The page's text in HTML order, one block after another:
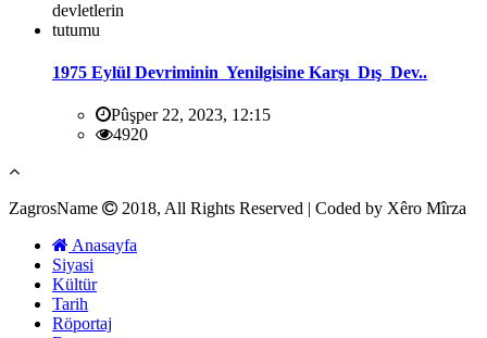
1975 Eylül Devriminin Yenilgisine Karşı Dış Dev..
Pûşper 22, 2023, 12:15
4920
ZagrosName
2018, All Rights Reserved | Coded by Xêro Mîrza
Anasayfa
Siyasi
Kültür
Tarih
Röportaj